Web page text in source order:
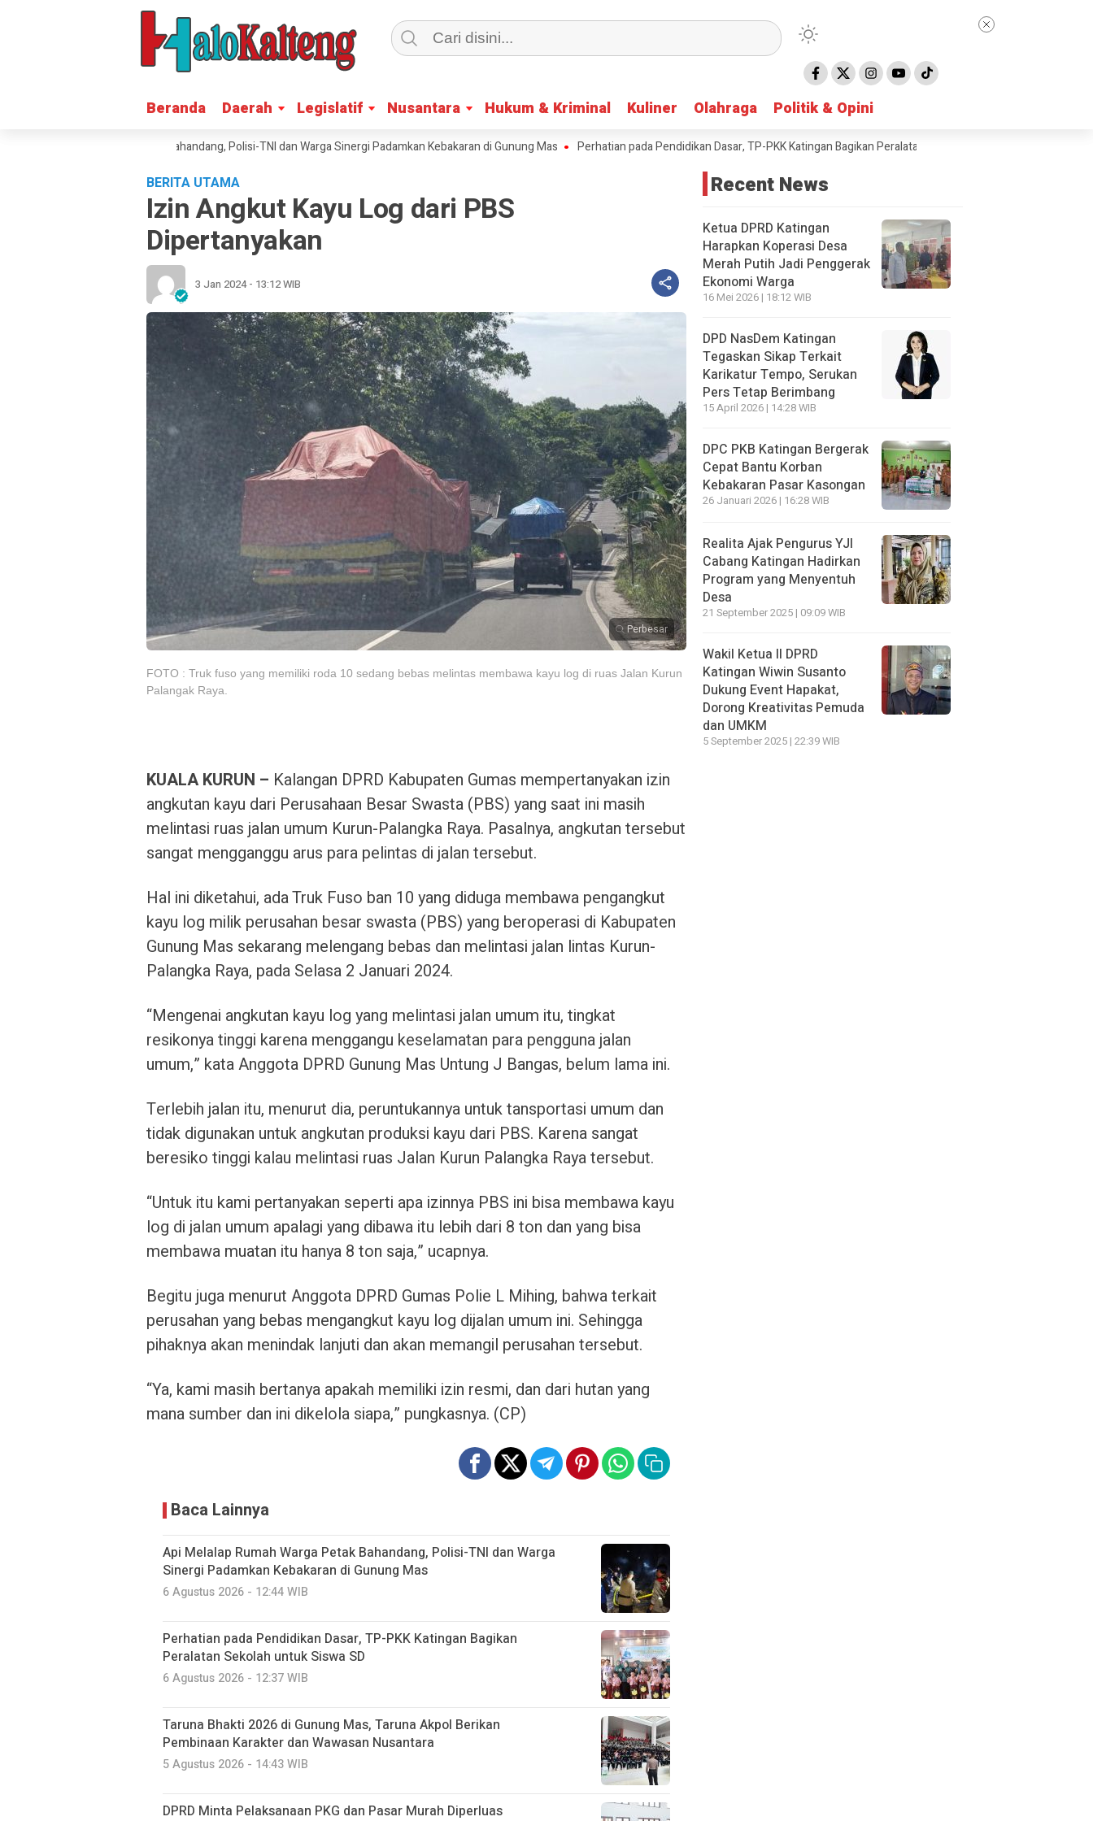
Beranda Daerah Legislatif Nusantara Hukum & Kriminal Kuliner Olahraga Politik & Opini
Beranda Daerah Legislatif Nusantara Hukum & Kriminal Kuliner Olahraga Politik & Opini
Rumah Warga Petak Bahandang, Polisi-TNI dan Warga Sinergi Padamkan Kebakaran di Gunung Mas Perhatian pada Pendidikan Dasar, TP-PKK Katingan Bagikan Peralatan Sekolah untuk Siswa SD
BERITA UTAMA
Izin Angkut Kayu Log dari PBS
Dipertanyakan
3 Jan 2024 - 13:12 WIB
Perbesar
FOTO : Truk fuso yang memiliki roda 10 sedang bebas melintas membawa kayu log di ruas Jalan Kurun
Palangak Raya.
KUALA KURUN – Kalangan DPRD Kabupaten Gumas mempertanyakan izin
angkutan kayu dari Perusahaan Besar Swasta (PBS) yang saat ini masih
melintasi ruas jalan umum Kurun-Palangka Raya. Pasalnya, angkutan tersebut
sangat mengganggu arus para pelintas di jalan tersebut.
Hal ini diketahui, adaTruk Fuso ban 10 yang diduga membawa pengangkut
kayu log milik perusahan besar swasta (PBS) yang beroperasi di Kabupaten
Gunung Mas sekarang melengang bebas dan melintasi jalan lintas Kurun-
Palangka Raya, pada Selasa 2 Januari 2024.
“Mengenai angkutan kayu log yang melintasi jalan umum itu, tingkat
resikonya tinggi karena menggangu keselamatan para pengguna jalan
umum,” kata Anggota DPRD Gunung Mas Untung J Bangas, belum lama ini.
Terlebih jalan itu, menurut dia, peruntukannya untuk tansportasi umum dan
tidak digunakan untuk angkutan produksi kayu dari PBS. Karena sangat
beresiko tinggi kalau melintasi ruas Jalan Kurun Palangka Raya tersebut.
“Untuk itu kami pertanyakan seperti apa izinnya PBS ini bisa membawa kayu
log di jalan umum apalagi yang dibawa itu lebih dari 8 ton dan yang bisa
membawa muatan itu hanya 8 ton saja,” ucapnya.
Begitu juga menurut Anggota DPRD Gumas Polie L Mihing, bahwaterkait
perusahan yang bebas mengangkut kayu log dijalan umum ini. Sehingga
pihaknya akan menindak lanjuti dan akan memangil perusahan tersebut.
“Ya, kami masih bertanya apakah memiliki izin resmi, dan dari hutan yang
mana sumber dan ini dikelola siapa,” pungkasnya. (CP)
Baca Lainnya
Api Melalap Rumah Warga Petak Bahandang, Polisi-TNI dan Warga
Sinergi Padamkan Kebakaran di Gunung Mas
6 Agustus 2026 - 12:44 WIB
Perhatian pada Pendidikan Dasar, TP-PKK Katingan Bagikan
Peralatan Sekolah untuk Siswa SD
6 Agustus 2026 - 12:37 WIB
Taruna Bhakti 2026 di Gunung Mas, Taruna Akpol Berikan
Pembinaan Karakter dan Wawasan Nusantara
5 Agustus 2026 - 14:43 WIB
DPRD Minta Pelaksanaan PKG dan Pasar Murah Diperluas
Recent News
Ketua DPRD Katingan
Harapkan Koperasi Desa
Merah Putih Jadi Penggerak
Ekonomi Warga
16 Mei 2026 | 18:12 WIB
DPD NasDem Katingan
Tegaskan Sikap Terkait
Karikatur Tempo, Serukan
Pers Tetap Berimbang
15 April 2026 | 14:28 WIB
DPC PKB Katingan Bergerak
Cepat Bantu Korban
Kebakaran Pasar Kasongan
26 Januari 2026 | 16:28 WIB
Realita Ajak Pengurus YJI
Cabang Katingan Hadirkan
Program yang Menyentuh
Desa
21 September 2025 | 09:09 WIB
Wakil Ketua II DPRD
Katingan Wiwin Susanto
Dukung Event Hapakat,
Dorong Kreativitas Pemuda
dan UMKM
5 September 2025 | 22:39 WIB